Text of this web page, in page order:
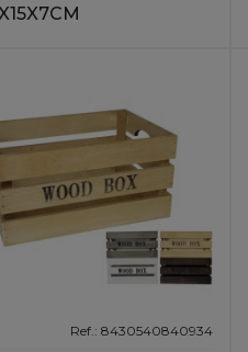
Ref.: 8430540840934